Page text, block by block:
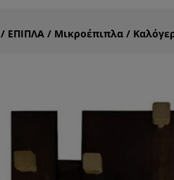
/ ΕΠΙΠΛΑ / Μικροέπιπλα /